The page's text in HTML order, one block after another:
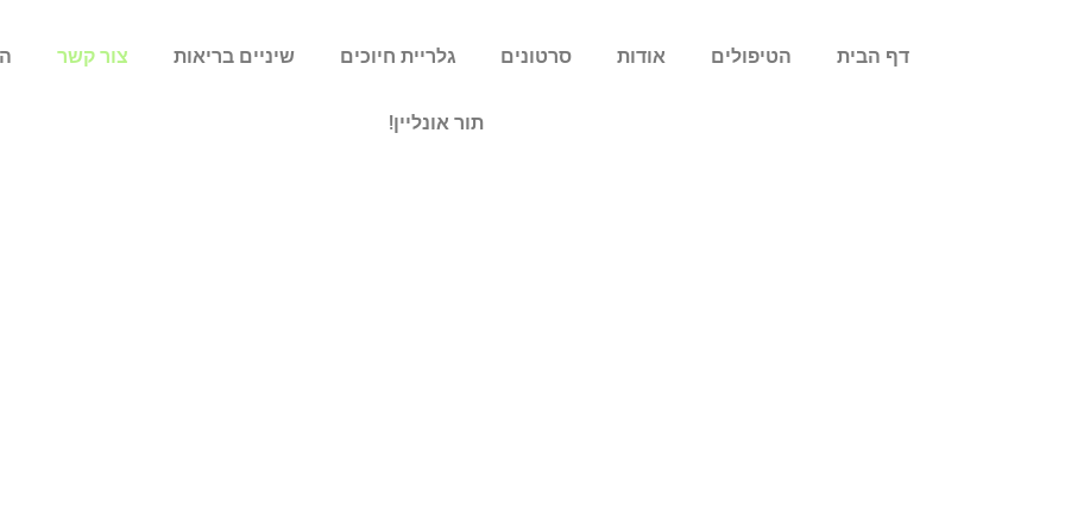
דף הבית הטיפולים אודות סרטונים גלריית חיוכים שיניים בריאות צור קשר
תור אונליין!